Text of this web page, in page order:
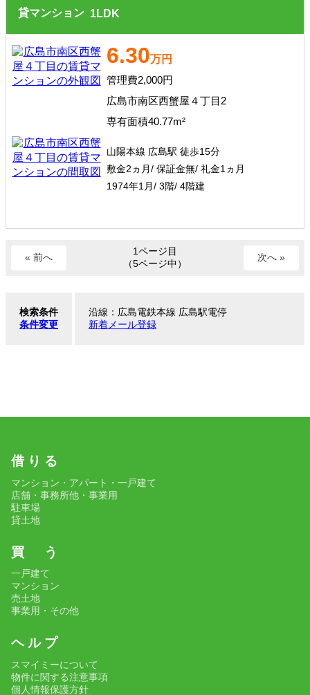
貸マンション 1LDK
6.30万円
管理費2,000円
広島市南区西蟹屋４丁目2
専有面積40.77m²
山陽本線 広島駅 徒歩15分
敷金2ヵ月/ 保証金無/ 礼金1ヵ月
1974年1月/ 3階/ 4階建
« 前へ
1ページ目
（5ページ中）
次へ »
検索条件
条件変更
沿線：広島電鉄本線 広島駅電停
新着メール登録
借 り る
マンション・アパート・一戸建て
店舗・事務所他・事業用
駐車場
貸土地
買 う
一戸建て
マンション
売土地
事業用・その他
ヘ ル プ
スマイミーについて
物件に関する注意事項
個人情報保護方針